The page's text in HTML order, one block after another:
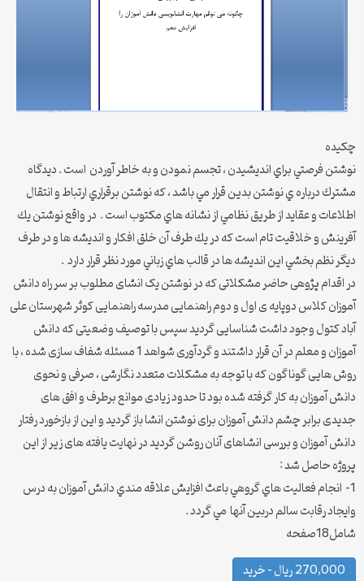
چکیده
نوشتن فرصتي براي انديشيدن ، تجسم نمودن و به خاطر آوردن است . ديدگاه
مشترك درباره ي نوشتن بدين قرار مي باشد ، كه نوشتن برقراري ارتباط و انتقال
اطلاعات و عقايد از طريق نظامي از نشانه هاي مكتوب است . در واقع نوشتن يك
آفرينش و خلاقيت تام است كه در يك طرف آن خلق افكار و انديشه ها و در طرف
ديگر نظم بخشي اين انديشه ها در قالب هاي زباني مورد نظر قرار دارد .
در اقدام پژوهی حاضر مشکلاتی که در نوشتن یک انشای مطلوب بر سر راه دانش
آموزان کلاس دوپایه ی اول و دوم راهنمایی مدرسه راهنمایی کوثر شهرستان علی
آباد کتول وجود داشت شناسایی گردید سپس با توصیف وضعیتی که دانش
آموزان و معلم در آن قرار داشتند و گردآوری شواهد 1 مسئله شفاف سازی شده ، با
روش هایی گوناگون که با توجه به مشکلات متعدد نگارشی ، صرفی و نحوی
دانش آموزان به کار گرفته شده بود تا حدود زیادی موانع برطرف و افق های
جدیدی برابر چشم دانش آموزان برای نوشتن انشا باز گردید و این از بازخورد رفتار
دانش آموزان و بررسی انشاهای آنان روشن گردید در نهایت یافته های زیر از این
پروژه حاصل شد :
1- انجام فعاليت هاي گروهي باعث افزايش علاقه مندي دانش آموزان به درس
وايجاد رقابت سالم دربين آنها مي گردد .
شامل18صفحه
270,000 ریال – خرید